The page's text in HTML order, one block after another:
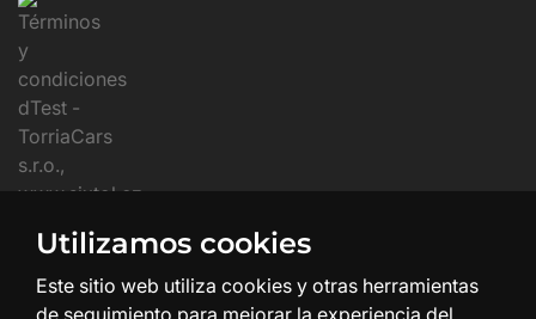
Utilizamos cookies
Este sitio web utiliza cookies y otras herramientas
de seguimiento para mejorar la experiencia del